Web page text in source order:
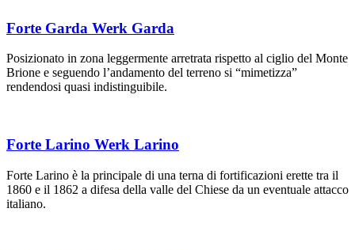
Forte Garda Werk Garda
Posizionato in zona leggermente arretrata rispetto al ciglio del Monte
Brione e seguendo l’andamento del terreno si “mimetizza”
rendendosi quasi indistinguibile.
Forte Larino Werk Larino
Forte Larino è la principale di una terna di fortificazioni erette tra il
1860 e il 1862 a difesa della valle del Chiese da un eventuale attacco
italiano.